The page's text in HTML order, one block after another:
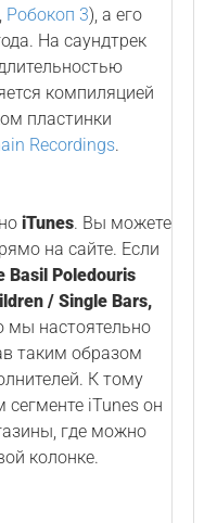
Робокоп 3), а его
На саундтрек
компиляцией
пластинки
Recordings.
iTunes. Вы можете
на сайте. Если
Basil Poledouris
/ Single Bars,
мы настоятельно
таким образом
К тому
сегменте iTunes он
где можно
колонке.